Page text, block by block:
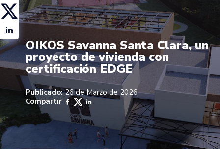
OIKOS Savanna Santa Clara, un
proyecto de vivienda con
certificación EDGE
Publicado:26 de Marzo de 2026
Compartir